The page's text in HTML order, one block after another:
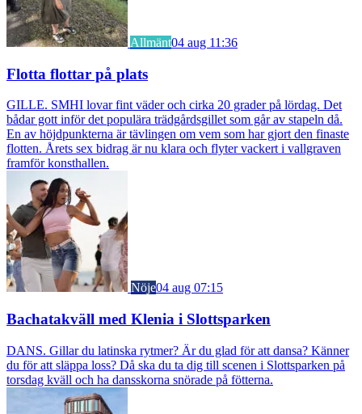
Allmänt04 aug 11:36
Flotta flottar på plats
GILLE. SMHI lovar fint väder och cirka 20 grader på lördag. Det
bådar gott inför det populära trädgårdsgillet som går av stapeln då.
En av höjdpunkterna är tävlingen om vem som har gjort den finaste
flotten. Årets sex bidrag är nu klara och flyter vackert i vallgraven
framför konsthallen.
Nöje04 aug 07:15
Bachatakväll med Klenia i Slottsparken
DANS. Gillar du latinska rytmer? Är du glad för att dansa? Känner
du för att släppa loss? Då ska du ta dig till scenen i Slottsparken på
torsdag kväll och ha dansskorna snörade på fötterna.